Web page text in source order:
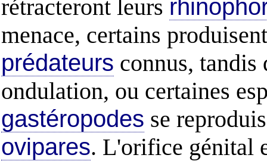
rétracteront leurs
menace, certains
prédateurs connus, tandis
ondulation, ou certaines
gastéropodes se
ovipares. L'orifice génital